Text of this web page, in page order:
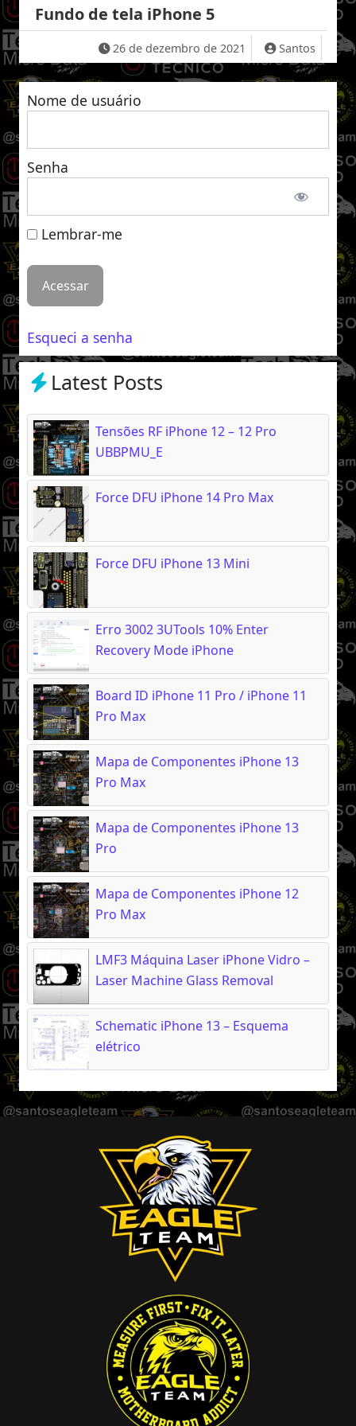
Fundo de tela iPhone 5
26 de dezembro de 2021 Santos
Nome de usuário
Senha
Lembrar-me
Esqueci a senha
Latest Posts
Tensões RF iPhone 12 – 12 Pro
UBBPMU_E
Force DFU iPhone 14 Pro Max
Force DFU iPhone 13 Mini
Erro 3002 3UTools 10% Enter
Recovery Mode iPhone
Board ID iPhone 11 Pro / iPhone 11
Pro Max
Mapa de Componentes iPhone 13
Pro Max
Mapa de Componentes iPhone 13
Pro
Mapa de Componentes iPhone 12
Pro Max
LMF3 Máquina Laser iPhone Vidro –
Laser Machine Glass Removal
Schematic iPhone 13 – Esquema
elétrico